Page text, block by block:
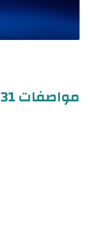
مواصفات vivo Y31